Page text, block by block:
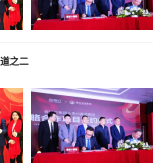
之二